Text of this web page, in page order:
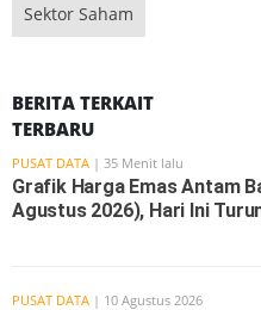
Sektor Saham
BERITA TERKAIT
TERBARU
PUSAT DATA | 35 Menit lalu
Grafik Harga Emas Antam
Agustus 2026), Hari Ini
PUSAT DATA | 10 Agustus 2026